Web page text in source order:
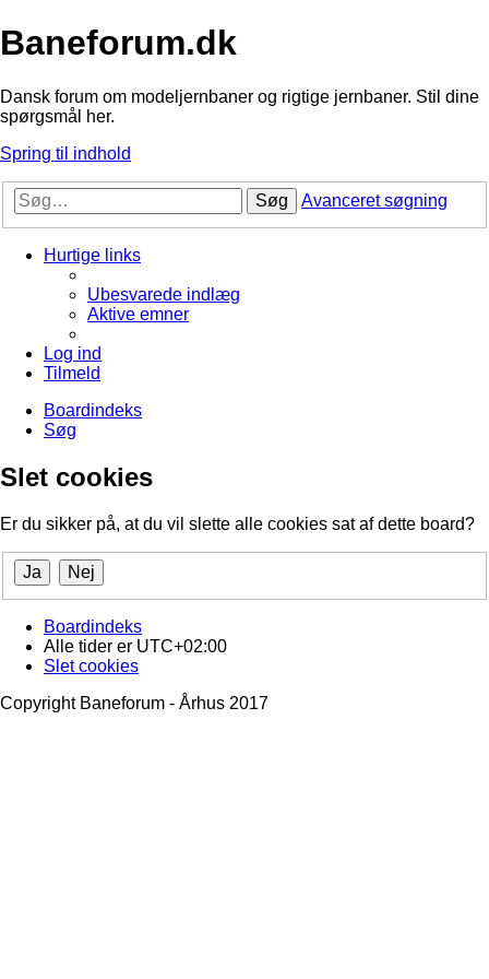
Baneforum.dk
Dansk forum om modeljernbaner og rigtige jernbaner. Stil dine
spørgsmål her.
Spring til indhold
Søg Avanceret søgning
Hurtige links
Ubesvarede indlæg
Aktive emner
Log ind
Tilmeld
Boardindeks
Søg
Slet cookies
Er du sikker på, at du vil slette alle cookies sat af dette board?
Boardindeks
Alle tider er UTC+02:00
Slet cookies
Copyright Baneforum - Århus 2017